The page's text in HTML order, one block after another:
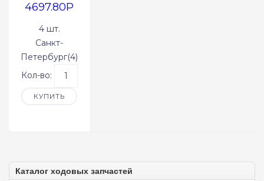
4697.80P
4 шт.
Санкт-
Петербург(4)
Кол-во:
КУПИТЬ
Каталог ходовых запчастей